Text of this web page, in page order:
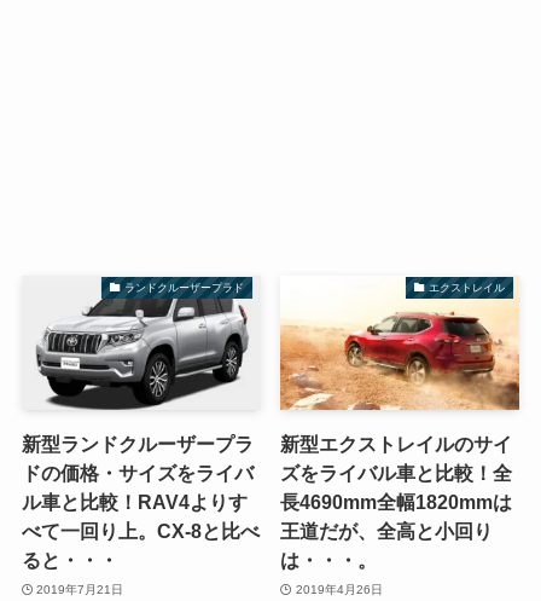
ランドクルーザープラド
新型ランドクルーザープラ
ドの価格・サイズをライバ
ル車と比較！RAV4よりす
べて一回り上。CX-8と比べ
ると・・・
2019年7月21日
エクストレイル
新型エクストレイルのサイ
ズをライバル車と比較！全
長4690mm全幅1820mmは
王道だが、全高と小回り
は・・・。
2019年4月26日